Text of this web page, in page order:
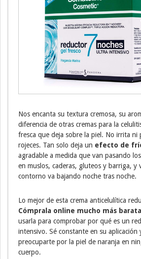
Nos encanta su textura cremosa, su
diferencia de otras cremas para la
fresca que deja sobre la piel. No irrita ni
rojeces. Tan solo deja un efecto de
agradable a medida que van pasando
en muslos, caderas, gluteos y barriga, y
contorno va bajando noche tras noche.
Lo mejor de esta crema anticelulítica
Cómprala online mucho más barata
usarla para comprobar por qué es un
intensivo. Sé constante en su aplicación
preocuparte por la piel de naranja en
cuerpo.